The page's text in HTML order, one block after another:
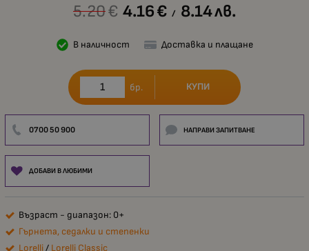
5.20€ 4.16€ / 8.14лв.
В наличност Доставка и плащане
бр. КУПИ
0700 50 900 НАПРАВИ ЗАПИТВАНЕ
ДОБАВИ В ЛЮБИМИ
Възраст - диапазон: 0+
Гърнета, седалки и степенки
Lorelli/ Lorelli Classic